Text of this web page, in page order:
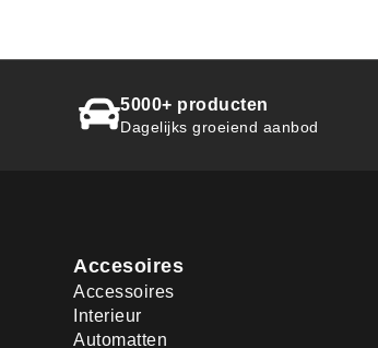
5000+ producten
Dagelijks groeiend aanbod
Accesoires
Accessoires
Interieur
Automatten